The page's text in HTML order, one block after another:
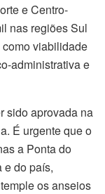
e Centro-
nas regiões Sul
viabilidade
administrativa e
sido aprovada na
É urgente que o
a Ponta do
e do país,
os anseios